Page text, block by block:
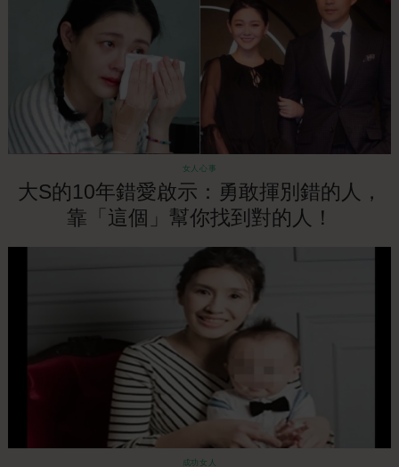
女人心事
大S的10年錯愛啟示：勇敢揮別錯的人，
靠「這個」幫你找到對的人！
成功女人